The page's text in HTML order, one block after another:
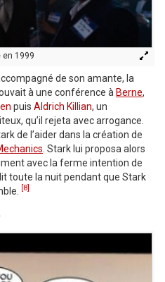
en 1999
de son amante, la
à une conférence à Berne,
puis Aldrich Killian, un
qu’il rejeta avec arrogance.
de l’aider dans la création de
. Stark lui proposa alors
avec la ferme intention de
toute la nuit pendant que Stark
[8]